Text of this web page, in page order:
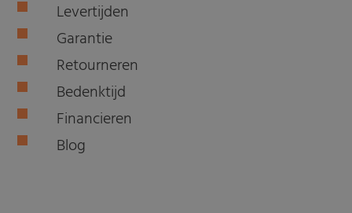
Levertijden
Garantie
Retourneren
Bedenktijd
Financieren
Blog